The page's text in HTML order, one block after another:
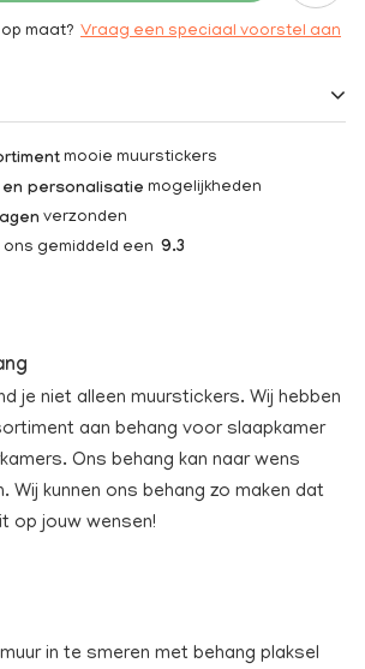
maat? Vraag een speciaal voorstel aan
mooie muurstickers
en personalisatie mogelijkheden
verzonden
gemiddeld een 9.3
je niet alleen muurstickers. Wij hebben
aan behang voor slaapkamer
Ons behang kan naar wens
Wij kunnen ons behang zo maken dat
op jouw wensen!
in te smeren met behang plaksel